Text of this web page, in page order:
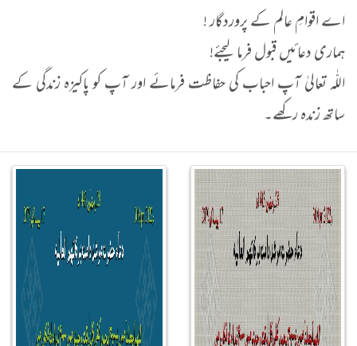
اے اقوامِ عالم کے پروردگار !
ہماری دعائیں قبول فرما لیجئے!
اللّٰہ تعالیٰ آپ احباب کی حفاظت فرمائے اور آپ کو پاکیزہ زندگی کے
ساتھ زندہ رکھے۔